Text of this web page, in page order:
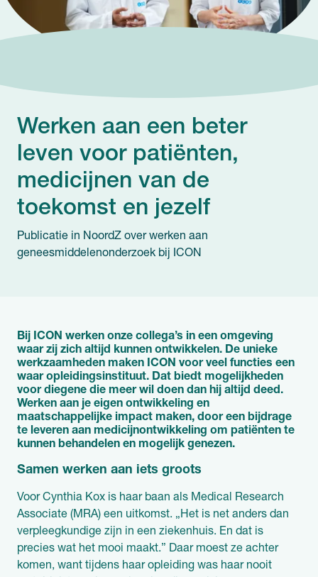
Werken aan een beter
leven voor patiënten,
medicijnen van de
toekomst en jezelf
Publicatie in NoordZ over werken aan
geneesmiddelenonderzoek bij ICON
Bij ICON werken onze collega’s in een omgeving
waar zij zich altijd kunnen ontwikkelen. De unieke
werkzaamheden maken ICON voor veel functies een
waar opleidingsinstituut. Dat biedt mogelijkheden
voor diegene die meer wil doen dan hij altijd deed.
Werken aan je eigen ontwikkeling en
maatschappelijke impact maken, door een bijdrage
te leveren aan medicijnontwikkeling om patiënten te
kunnen behandelen en mogelijk genezen.
Samen werken aan iets groots
Voor Cynthia Kox is haar baan als Medical Research
Associate (MRA) een uitkomst. „Het is net anders dan
verpleegkundige zijn in een ziekenhuis. En dat is
precies wat het mooi maakt.” Daar moest ze achter
komen, want tijdens haar opleiding was haar nooit